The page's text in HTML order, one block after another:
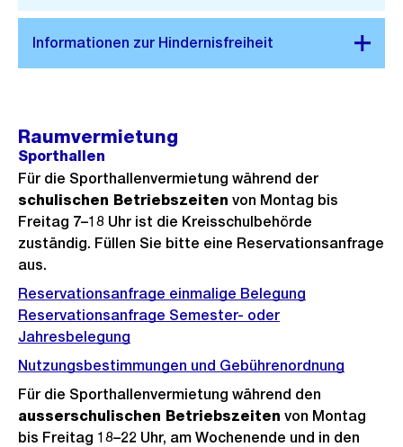
Raumvermietung
Sporthallen
Für die Sporthallenvermietung während der
schulischen Betriebszeiten von Montag bis
Freitag 7–18 Uhr ist die Kreisschulbehörde
zuständig. Füllen Sie bitte eine Reservationsanfrage
aus.
Reservationsanfrage einmalige Belegung
Reservationsanfrage Semester- oder
Jahresbelegung
Nutzungsbestimmungen und Gebührenordnung
Für die Sporthallenvermietung während den
ausserschulischen Betriebszeiten von Montag
bis Freitag 18–22 Uhr, am Wochenende und in den